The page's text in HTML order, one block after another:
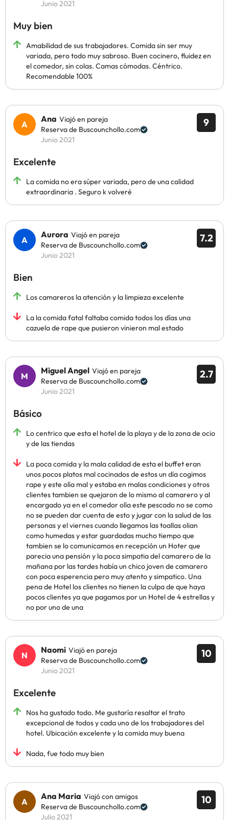
Junio 2021
Muy bien
Amabilidad de sus trabajadores. Comida sin ser muy
variada, pero todo muy sabroso. Buen cocinero, fluidez en
el comedor, sin colas. Camas cómodas. Céntrico.
Recomendable 100%
9
Ana Viajó en pareja
Reserva de Buscounchollo.com
Junio 2021
Excelente
La comida no era súper variada, pero de una calidad
extraordinaria . Seguro k volveré
7.2
Aurora Viajó en pareja
Reserva de Buscounchollo.com
Junio 2021
Bien
Los camareros la atención y la limpieza excelente
La la comida fatal faltaba comida todos los días una
cazuela de rape que pusieron vinieron mal estado
2.7
Miguel Angel Viajó en pareja
Reserva de Buscounchollo.com
Junio 2021
Básico
Lo centrico que esta el hotel de la playa y de la zona de ocio
y de las tiendas
La poca comida y la mala calidad de esta el buffet eran
unos pocos platos mal cocinados de estos un día cogimos
rape y este olía mal y estaba en malas condiciones y otros
clientes tambien se quejaron de lo mismo al camarero y al
encargado ya en el comedor olía este pescado no se como
no se pueden dar cuenta de esto y jugar con la salud de las
personas y el viernes cuando llegamos las toallas olian
como humedas y estar guardadas mucho tiempo que
tambien se lo comunicamos en recepción un Hoter que
parecia una pensión y la poca simpatia del camarero de la
mañana por las tardes había un chico joven de camarero
con poca esperencia pero muy atento y simpatico. Una
pena de Hotel los clientes no tienen la culpa de que haya
pocos clientes ya que pagamos por un Hotel de 4 estrellas y
no por uno de una
10
Naomi Viajó en pareja
Reserva de Buscounchollo.com
Junio 2021
Excelente
Nos ha gustado todo. Me gustaría resaltar el trato
excepcional de todos y cada uno de los trabajadores del
hotel. Ubicación excelente y la comida muy buena
Nada, fue todo muy bien
10
Ana Maria Viajó con amigos
Reserva de Buscounchollo.com
Julio 2021